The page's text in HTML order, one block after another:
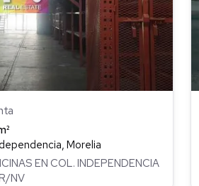
Morelia
EN COL. INDEPENDENCIA
NV